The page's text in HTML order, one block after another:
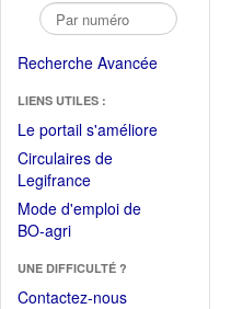
Recherche Avancée
LIENS UTILES :
Le portail s'améliore(Fichier
Circulaires de
Legifrance(Ouvrir
dans
une
fenêtre)
Mode d'emploi de
BO-agri(Ouvrir
une
nouvelle
UNE DIFFICULTÉ ?
Contactez-nous